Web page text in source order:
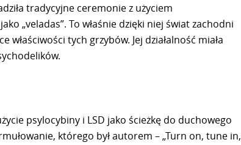
tradycyjne ceremonie z użyciem
„veladas”. To właśnie dzięki niej świat zachodni
tych grzybów. Jej działalność miała
psylocybiny i LSD jako ścieżkę do duchowego
którego był autorem – „Turn on, tune in,